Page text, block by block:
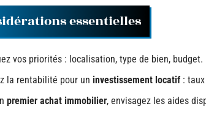
essentielles
vos priorités : localisation, type de bien, budget.
la rentabilité pour un investissement locatif :
premier achat immobilier, envisagez les aides